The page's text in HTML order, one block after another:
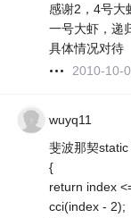
感谢2，4号大
一号大虾，递
具体情况对待
2010-10-
wuyq11
斐波那契
{
return index
cci(index - 2);